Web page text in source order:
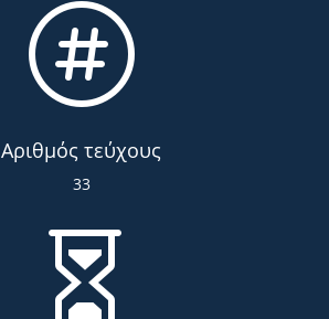

Αριθμός τεύχους
33
